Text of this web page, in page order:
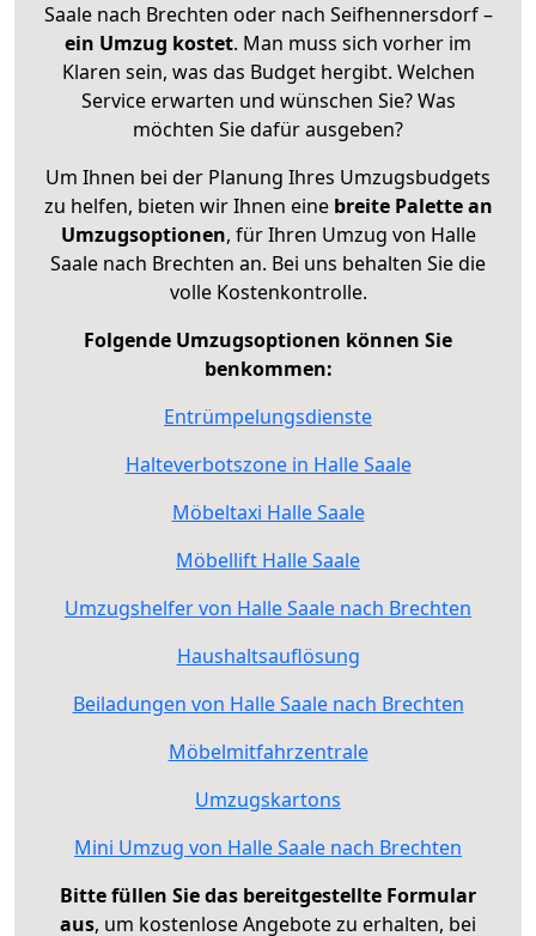
Saale nach Brechten oder nach Seifhennersdorf –
ein Umzug kostet. Man muss sich vorher im
Klaren sein, was das Budget hergibt. Welchen
Service erwarten und wünschen Sie? Was
möchten Sie dafür ausgeben?
Um Ihnen bei der Planung Ihres Umzugsbudgets
zu helfen, bieten wir Ihnen eine breite Palette an
Umzugsoptionen, für Ihren Umzug von Halle
Saale nach Brechten an. Bei uns behalten Sie die
volle Kostenkontrolle.
Folgende Umzugsoptionen können Sie
benkommen:
Entrümpelungsdienste
Halteverbotszone in Halle Saale
Möbeltaxi Halle Saale
Möbellift Halle Saale
Umzugshelfer von Halle Saale nach Brechten
Haushaltsauflösung
Beiladungen von Halle Saale nach Brechten
Möbelmitfahrzentrale
Umzugskartons
Mini Umzug von Halle Saale nach Brechten
Bitte füllen Sie das bereitgestellte Formular
aus, um kostenlose Angebote zu erhalten, bei